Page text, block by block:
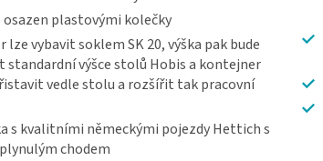
osazen plastovými kolečky
lze vybavit soklem SK 20, výška pak bude
standardní výšce stolů Hobis a kontejner
vedle stolu a rozšířit tak pracovní
s kvalitními německými pojezdy Hettich s
chodem